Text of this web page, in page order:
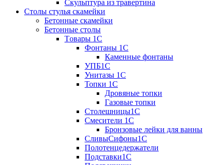
Скульптура из травертина
Столы стулья скамейки
Бетонные скамейки
Бетонные столы
Tовары 1C
Фонтаны 1C
Каменные фонтаны
УПБ1С
Унитазы 1С
Топки 1С
Дровяные топки
Газовые топки
Столешницы1С
Смесители 1С
Бронзовые лейки для ванны
СливыСифоны1С
Полотенцедержатели
Подставки1С